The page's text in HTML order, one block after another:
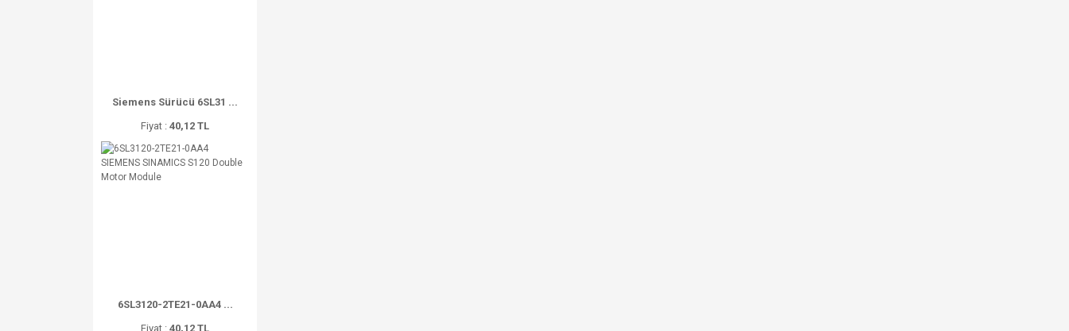
Siemens Sürücü 6SL31 ...
Fiyat : 40,12 TL
6SL3120-2TE21-0AA4 ...
Fiyat : 40,12 TL